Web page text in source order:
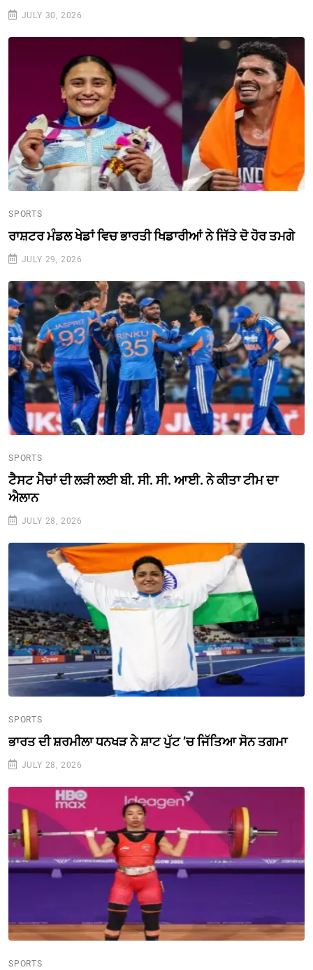
JULY 30, 2026
SPORTS
ਰਾਸ਼ਟਰ ਮੰਡਲ ਖੇਡਾਂ ਵਿਚ ਭਾਰਤੀ ਖਿਡਾਰੀਆਂ ਨੇ ਜਿੱਤੇ ਦੋ ਹੋਰ ਤਮਗੇ
JULY 29, 2026
SPORTS
ਟੈਸਟ ਮੈਚਾਂ ਦੀ ਲੜੀ ਲਈ ਬੀ. ਸੀ. ਸੀ. ਆਈ. ਨੇ ਕੀਤਾ ਟੀਮ ਦਾ
ਐਲਾਨ
JULY 28, 2026
SPORTS
ਭਾਰਤ ਦੀ ਸ਼ਰਮੀਲਾ ਧਨਖੜ ਨੇ ਸ਼ਾਟ ਪੁੱਟ ’ਚ ਜਿੱਤਿਆ ਸੋਨ ਤਗਮਾ
JULY 28, 2026
SPORTS